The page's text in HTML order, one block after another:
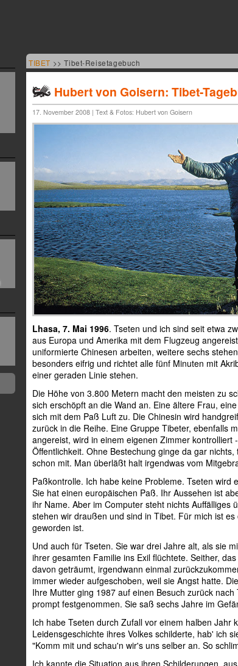
TIBET >> Tibet-Reisetagebuch
Hubert von Goisern: Tibet-
17. November 2008 | Text & Fotos: Hubert von Goisern
Lhasa, 7. Mai 1996. Tseten und ich sind seit etwa
aus Europa und Amerika mit dem Flugzeug
uniformierte Chinesen arbeiten, weitere sechs
besonders eifrig und richtet alle fünf Minuten mit
einer geraden Linie stehen.
Die Höhe von 3.800 Metern macht den meisten zu
sich erschöpft an die Wand an. Eine ältere Frau,
sich mit dem Paß Luft zu. Die Chinesin wird
zurück in die Reihe. Eine Gruppe Tibeter, ebenfalls
angereist, wird in einem eigenen Zimmer kontrolliert
Öffentlichkeit. Ohne Bestechung ginge da gar
schon mit. Man überläßt halt irgendwas vom
Paßkontrolle. Ich habe keine Probleme. Tseten wird
Sie hat einen europäischen Paß. Ihr Aussehen ist
ihr Name. Aber im Computer steht nichts Auffälliges
stehen wir draußen und sind in Tibet. Für mich ist
geworden ist.
Und auch für Tseten. Sie war drei Jahre alt, als sie
ihrer gesamten Familie ins Exil flüchtete. Seither,
davon geträumt, irgendwann einmal
immer wieder aufgeschoben, weil sie Angst hatte.
Ihre Mutter ging 1987 auf einen Besuch zurück
prompt festgenommen. Sie saß sechs Jahre im
Ich habe Tseten durch Zufall vor einem halben
Leidensgeschichte ihres Volkes schilderte, hab' ich
"Komm mit und schau'n wir's uns selber an. So